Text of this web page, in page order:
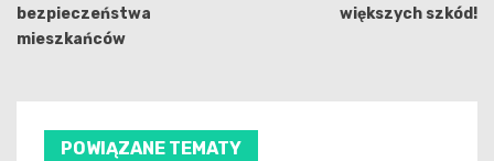
bezpieczeństwa
mieszkańców
większych szkód!
POWIĄZANE TEMATY